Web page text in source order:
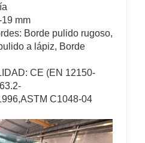
mm
Borde pulido rugoso,
a lápiz, Borde
CE (EN 12150-
C1048-04